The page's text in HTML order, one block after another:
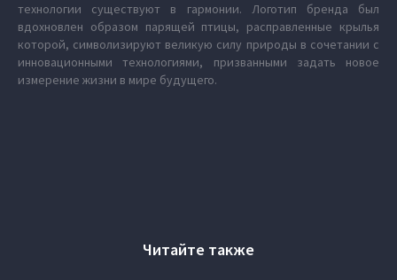
технологии существуют в гармонии. Логотип бренда был
вдохновлен образом парящей птицы, расправленные крылья
которой, символизируют великую силу природы в сочетании с
инновационными технологиями, призванными задать новое
измерение жизни в мире будущего.
Читайте также